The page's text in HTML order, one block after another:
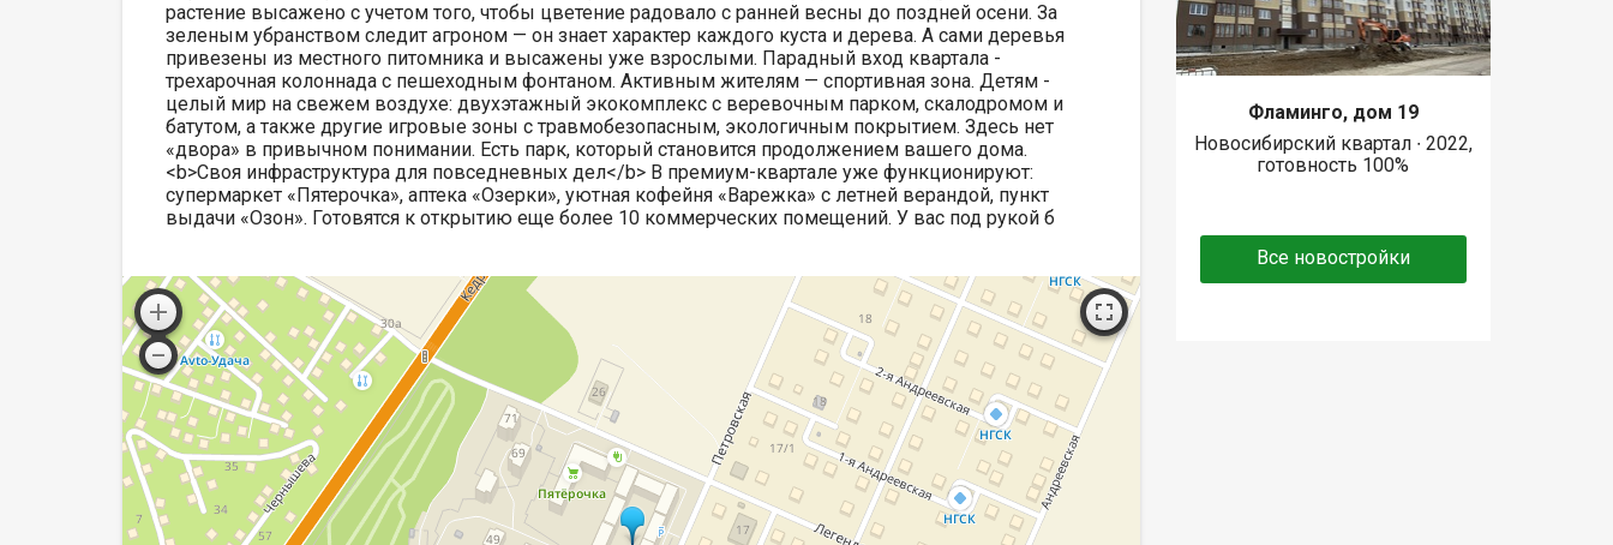
растение высажено с учетом того, чтобы цветение радовало с ранней весны до поздней осени. За
зеленым убранством следит агроном — он знает характер каждого куста и дерева. А сами деревья
привезены из местного питомника и высажены уже взрослыми. Парадный вход квартала -
трехарочная колоннада с пешеходным фонтаном. Активным жителям — спортивная зона. Детям -
целый мир на свежем воздухе: двухэтажный экокомплекс с веревочным парком, скалодромом и
батутом, а также другие игровые зоны с травмобезопасным, экологичным покрытием. Здесь нет
«двора» в привычном понимании. Есть парк, который становится продолжением вашего дома.
<b>Своя инфраструктура для повседневных дел</b> В премиум-квартале уже функционируют:
супермаркет «Пятерочка», аптека «Озерки», уютная кофейня «Варежка» с летней верандой, пункт
выдачи «Озон». Готовятся к открытию еще более 10 коммерческих помещений. У вас под рукой б
Фламинго, дом 19
Новосибирский квартал ∙ 2022,
готовность 100%
Все новостройки